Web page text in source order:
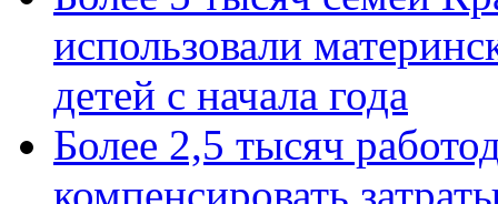
использовали
детей с начала года
Более 2,5 тысяч
компенсировать